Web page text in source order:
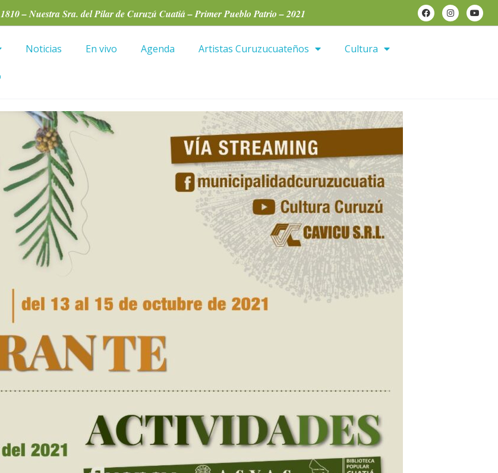
1810 – Nuestra Sra. del Pilar de Curuzú Cuatiá – Primer Pueblo Patrio – 2021
Noticias En vivo Agenda Artistas Curuzucuateños Cultura